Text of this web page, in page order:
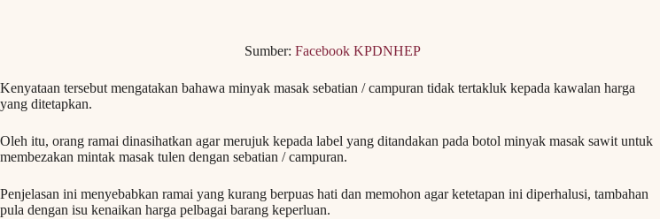
Sumber: Facebook KPDNHEP
Kenyataan tersebut mengatakan bahawa minyak masak sebatian / campuran tidak tertakluk kepada kawalan harga
yang ditetapkan.
Oleh itu, orang ramai dinasihatkan agar merujuk kepada label yang ditandakan pada botol minyak masak sawit untuk
membezakan mintak masak tulen dengan sebatian / campuran.
Penjelasan ini menyebabkan ramai yang kurang berpuas hati dan memohon agar ketetapan ini diperhalusi, tambahan
pula dengan isu kenaikan harga pelbagai barang keperluan.